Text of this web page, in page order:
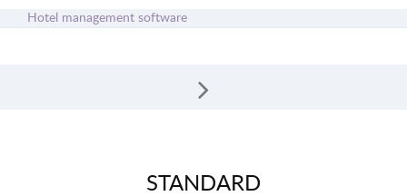
Hotel management software
STANDARD